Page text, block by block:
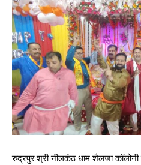
रुद्रपुर:श्री नीलकंठ धाम शैलजा कॉलोनी